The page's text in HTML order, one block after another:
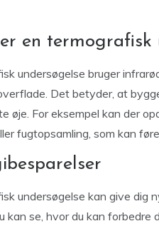
en termografisk
undersøgelse bruger
Det betyder, at
øje. For eksempel kan der
fugtopsamling, som kan
undersøgelse kan give dig
kan se, hvor du kan forbedre